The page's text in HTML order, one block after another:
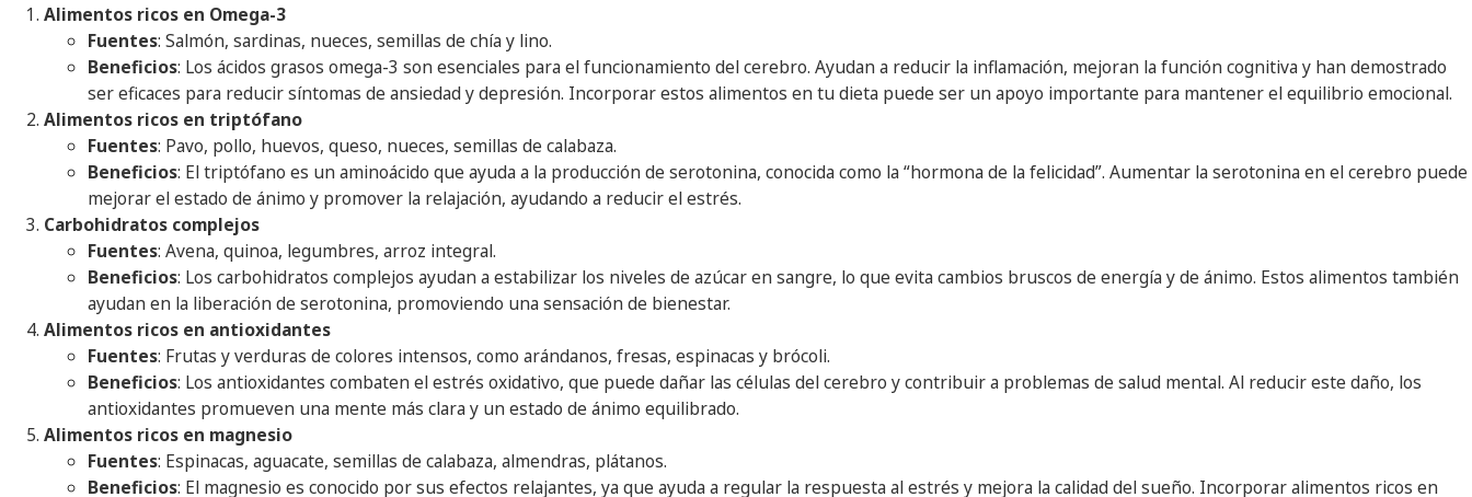
Alimentos ricos en Omega-3
Fuentes: Salmón, sardinas, nueces, semillas de chía y lino.
Beneficios: Los ácidos grasos omega-3 son esenciales para el funcionamiento del cerebro. Ayudan a reducir la inflamación, mejoran la función cognitiva y han demostrado
ser eficaces para reducir síntomas de ansiedad y depresión. Incorporar estos alimentos en tu dieta puede ser un apoyo importante para mantener el equilibrio emocional.
Alimentos ricos en triptófano
Fuentes: Pavo, pollo, huevos, queso, nueces, semillas de calabaza.
Beneficios: El triptófano es un aminoácido que ayuda a la producción de serotonina, conocida como la “hormona de la felicidad”. Aumentar la serotonina en el cerebro puede
mejorar el estado de ánimo y promover la relajación, ayudando a reducir el estrés.
Carbohidratos complejos
Fuentes: Avena, quinoa, legumbres, arroz integral.
Beneficios: Los carbohidratos complejos ayudan a estabilizar los niveles de azúcar en sangre, lo que evita cambios bruscos de energía y de ánimo. Estos alimentos también
ayudan en la liberación de serotonina, promoviendo una sensación de bienestar.
Alimentos ricos en antioxidantes
Fuentes: Frutas y verduras de colores intensos, como arándanos, fresas, espinacas y brócoli.
Beneficios: Los antioxidantes combaten el estrés oxidativo, que puede dañar las células del cerebro y contribuir a problemas de salud mental. Al reducir este daño, los
antioxidantes promueven una mente más clara y un estado de ánimo equilibrado.
Alimentos ricos en magnesio
Fuentes: Espinacas, aguacate, semillas de calabaza, almendras, plátanos.
Beneficios: El magnesio es conocido por sus efectos relajantes, ya que ayuda a regular la respuesta al estrés y mejora la calidad del sueño. Incorporar alimentos ricos en